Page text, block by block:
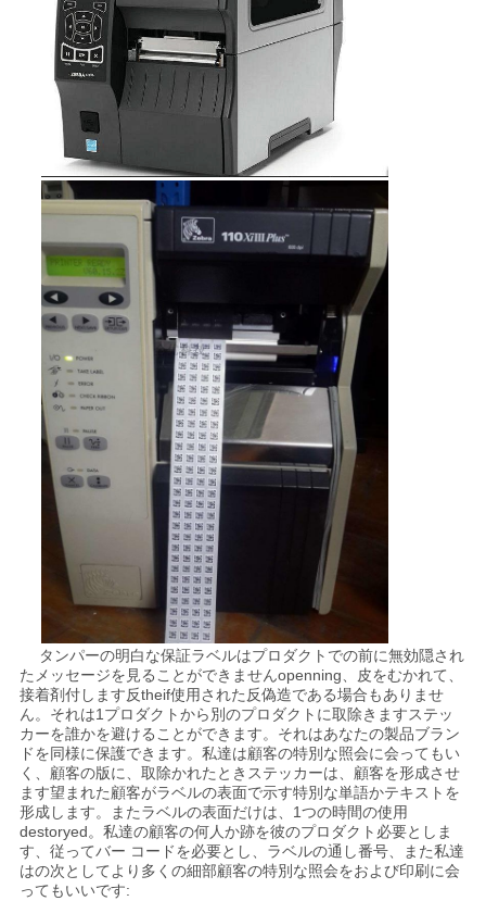
タンパーの明白な保証ラベルはプロダクトでの前に無効隠され
たメッセージを見ることができませんopenning、皮をむかれて、
接着剤付します反theif使用された反偽造である場合もありませ
ん。それは1プロダクトから別のプロダクトに取除きますステッ
カーを誰かを避けることができます。それはあなたの製品ブラン
ドを同様に保護できます。私達は顧客の特別な照会に会ってもい
く、顧客の版に、取除かれたときステッカーは、顧客を形成させ
ます望まれた顧客がラベルの表面で示す特別な単語かテキストを
形成します。またラベルの表面だけは、1つの時間の使用
destoryed。私達の顧客の何人か跡を彼のプロダクト必要としま
す、従ってバー コードを必要とし、ラベルの通し番号、また私達
はの次としてより多くの細部顧客の特別な照会をおよび印刷に会
ってもいいです: